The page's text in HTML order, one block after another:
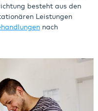
besteht aus den
Leistungen
nach